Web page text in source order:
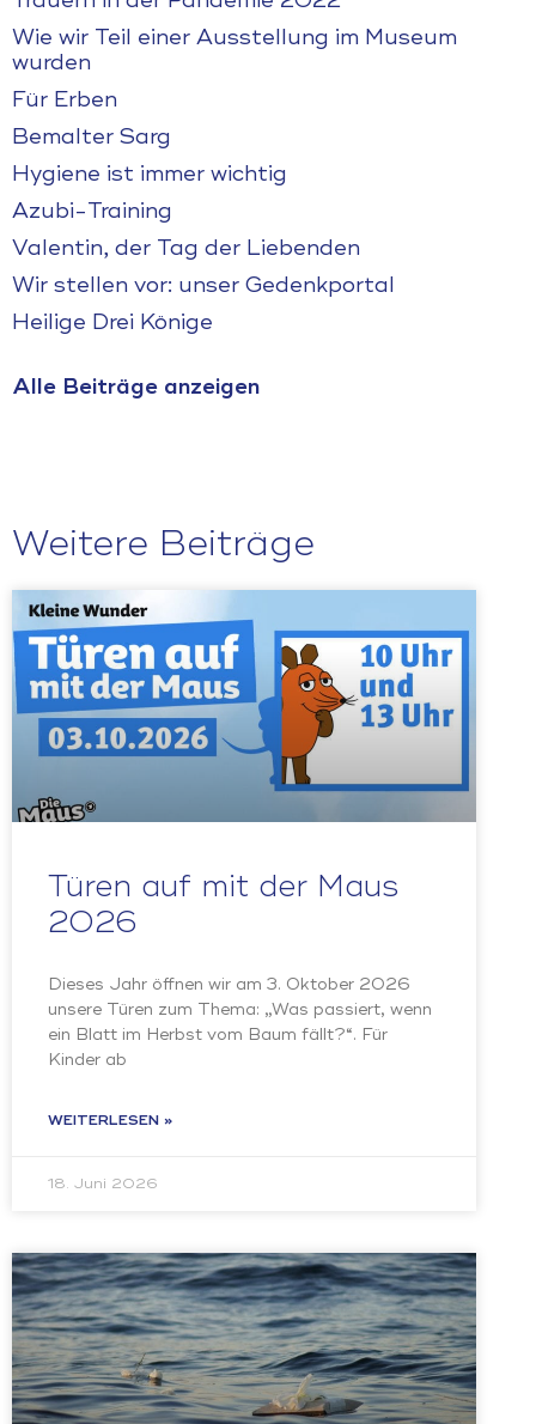
Wie wir Teil einer Ausstellung im Museum
wurden
Für Erben
Bemalter Sarg
Hygiene ist immer wichtig
Azubi-Training
Valentin, der Tag der Liebenden
Wir stellen vor: unser Gedenkportal
Heilige Drei Könige
Alle Beiträge anzeigen
Weitere Beiträge
Türen auf mit der Maus
2026
Dieses Jahr öffnen wir am 3. Oktober 2026
unsere Türen zum Thema: „Was passiert, wenn
ein Blatt im Herbst vom Baum fällt?“. Für
Kinder ab
WEITERLESEN »
18. Juni 2026